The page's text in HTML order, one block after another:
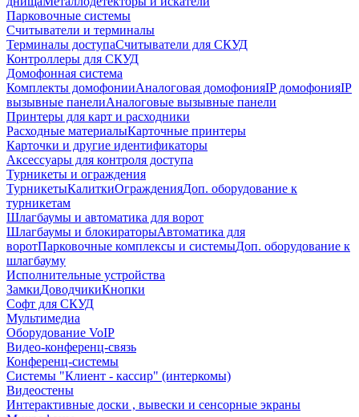
Парковочные системы
Считыватели и терминалы
Терминалы доступаСчитыватели для СКУД
Контроллеры для СКУД
Домофонная система
Комплекты домофонииАналоговая домофонияIP домофонияIP
вызывные панелиАналоговые вызывные панели
Принтеры для карт и расходники
Расходные материалыКарточные принтеры
Карточки и другие идентификаторы
Аксессуары для контроля доступа
Турникеты и ограждения
ТурникетыКалиткиОгражденияДоп. оборудование к
турникетам
Шлагбаумы и автоматика для ворот
Шлагбаумы и блокираторыАвтоматика для
воротПарковочные комплексы и системыДоп. оборудование к
шлагбауму
Исполнительные устройства
ЗамкиДоводчикиКнопки
Софт для СКУД
Мультимедиа
Оборудование VoIP
Видео-конференц-связь
Конференц-системы
Системы "Клиент - кассир" (интеркомы)
Видеостены
Интерактивные доски , вывески и сенсорные экраны